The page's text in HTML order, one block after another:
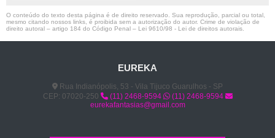
O conteúdo do texto desta página é de direito reservado. Sua reprodução, parcial ou total,
mesmo citando nossos links, é proibida sem a autorização do autor. Crime de violação de
direito autoral – artigo 184 do Código Penal – Lei 9610/98 - Lei de direitos autorais
EUREKA
Rua Indianópolis, 53 - Vila Tijuco Guarulhos - SP
CEP: 07020-250
(11) 2468-9594
(11) 2468-9594
eurekafantasias@gmail.com